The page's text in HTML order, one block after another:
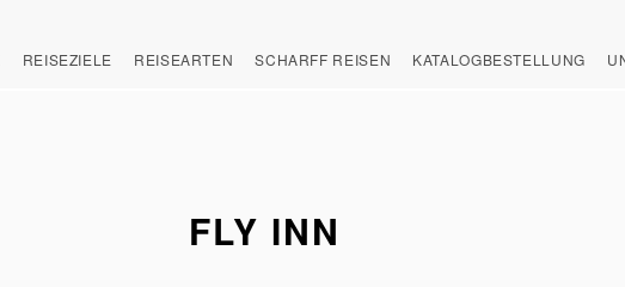
REISEZIELE REISEARTEN SCHARFF REISEN KATALOGBESTELLUNG
FLY INN